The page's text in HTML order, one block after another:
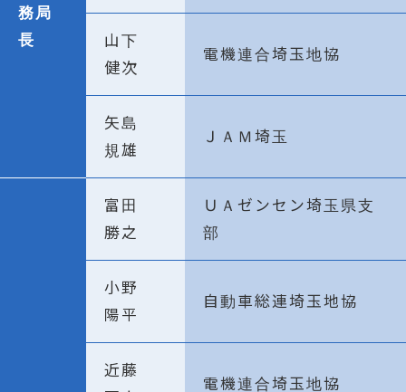
務局
長
山下
健次
電機連合埼玉地協
矢島
規雄
ＪＡＭ埼玉
富田
勝之
ＵＡゼンセン埼玉県支
部
小野
陽平
自動車総連埼玉地協
近藤
電機連合埼玉地協